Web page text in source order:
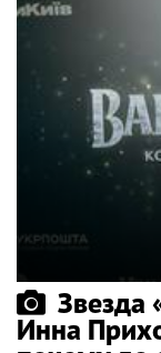
Звезда
Инна